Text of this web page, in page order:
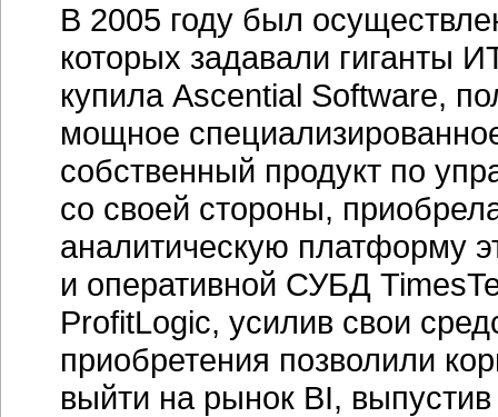
В 2005 году был
которых задавали гиганты
купила Ascential Software,
мощное
собственный продукт по
со своей стороны,
аналитическую платформу
и оперативной СУБД
ProfitLogic, усилив свои
приобретения позволили
выйти на рынок BI,